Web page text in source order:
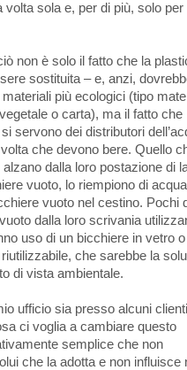
volta sola e, per di più, solo per
non è solo il fatto che la
sostituita – e, anzi,
più ecologici (tipo
o carta), ma il fatto che
servono dei distributori
che devono bere. Quello
dalla loro postazione di
vuoto, lo riempiono di
vuoto nel cestino. Pochi
dalla loro scrivania
uso di un bicchiere in vetro
che sarebbe la
di vista ambientale.
ufficio sia presso alcuni
ci voglia a cambiare questo
semplice che non
che la adotta e non influisce